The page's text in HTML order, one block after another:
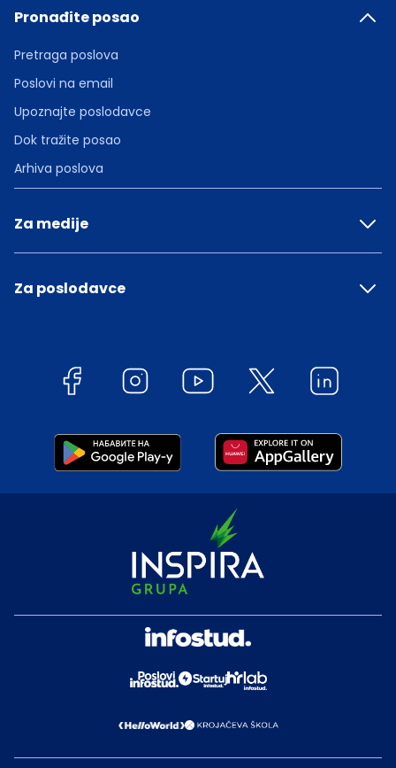
Pronađite posao
Pretraga poslova
Poslovi na email
Upoznajte poslodavce
Dok tražite posao
Arhiva poslova
Za medije
Za poslodavce